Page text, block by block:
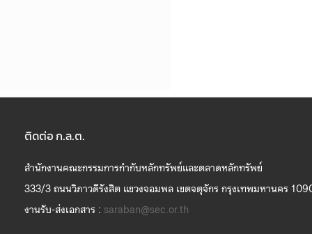
ติดต่อ ก.ล.ต.
สำนักงานคณะกรรมการกำกับหลักทรัพย์และตลาดหลักทรัพย์
333/3 ถนนวิภาวดีรังสิต แขวงจอมพล เขตจตุจักร กรุงเทพมหานคร
งานรับ-ส่งเอกสาร : saraban@sec.or.th